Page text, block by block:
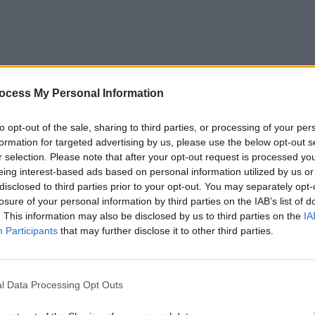
My Personal Information
opt-out of the sale, sharing to third parties, or processing of your
for targeted advertising by us, please use the below opt-out
selection. Please note that after your opt-out request is processed
interest-based ads based on personal information utilized by us
to third parties prior to your opt-out. You may separately
of your personal information by third parties on the IAB’s list of
This information may also be disclosed by us to third parties on the
Participants that may further disclose it to other third parties.
Data Processing Opt Outs
liniștită. Nu pot fi mulți măreți, unul lângă altul.
cu celălalt. Într-o lume a măreților nu poate fi pace.
măreți. O lume în care câștigă bătăușii, nu cei
ca-n brânză peste tine. Nu te apără nimeni de
lui se sprijină inevitabil pe grumazul tău.
de aici. Toți – adulatori de Putin. Împreună și la